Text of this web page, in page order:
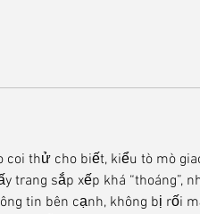
thử cho biết, kiểu tò mò
trang sắp xếp khá “thoáng”,
tin bên cạnh, không bị rối